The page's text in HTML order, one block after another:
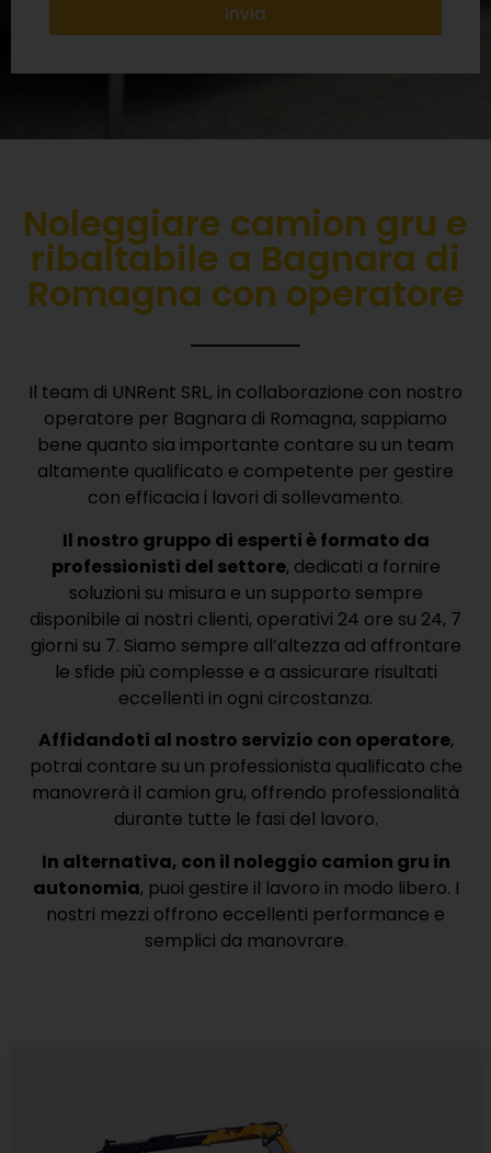
Invia
Noleggiare camion gru e
ribaltabile a Bagnara di
Romagna con operatore
Il team di UNRent SRL, in collaborazione con nostro
operatore per Bagnara di Romagna, sappiamo
bene quanto sia importante contare su un team
altamente qualificato e competente per gestire
con efficacia i lavori di sollevamento.
Il nostro gruppo di esperti è formato da
professionisti del settore, dedicati a fornire
soluzioni su misura e un supporto sempre
disponibile ai nostri clienti, operativi 24 ore su 24, 7
giorni su 7. Siamo sempre all’altezza ad affrontare
le sfide più complesse e a assicurare risultati
eccellenti in ogni circostanza.
Affidandoti al nostro servizio con operatore,
potrai contare su un professionista qualificato che
manovrerà il camion gru, offrendo professionalità
durante tutte le fasi del lavoro.
In alternativa, con il noleggio camion gru in
autonomia, puoi gestire il lavoro in modo libero. I
nostri mezzi offrono eccellenti performance e
semplici da manovrare.